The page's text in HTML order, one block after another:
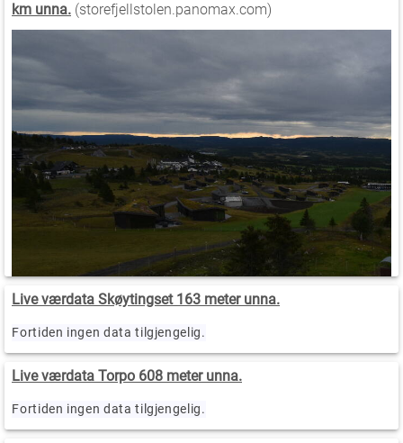
km unna. (storefjellstolen.panomax.com)
Live værdata Skøytingset 163 meter unna.
Fortiden ingen data tilgjengelig.
Live værdata Torpo 608 meter unna.
Fortiden ingen data tilgjengelig.